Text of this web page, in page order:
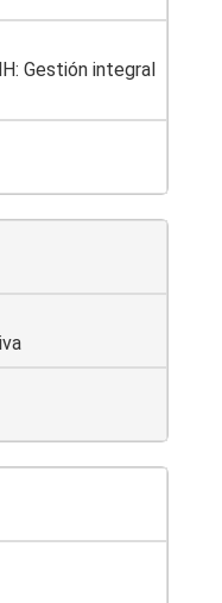
Gestión integral